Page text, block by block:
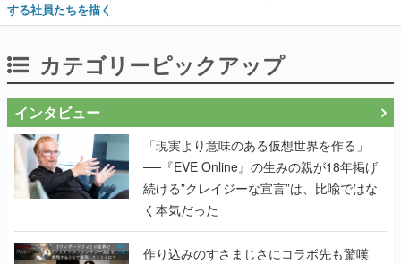
する社員たちを描く
カテゴリーピックアップ
インタビュー
「現実より意味のある仮想世界を作る」
──『EVE Online』の生みの親が18年掲げ
続ける”クレイジーな宣言”は、比喩ではな
く本気だった
作り込みのすさまじさにコラボ先も驚嘆